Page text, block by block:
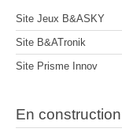
Site Jeux B&ASKY
Site B&ATronik
Site Prisme Innov
En construction